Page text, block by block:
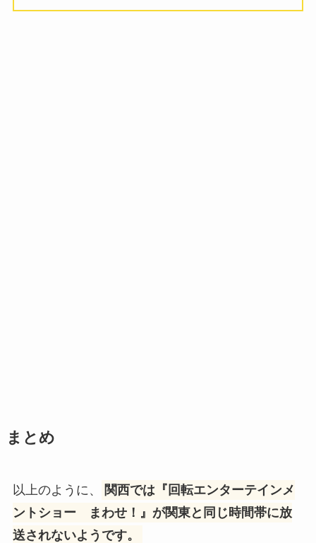
まとめ
以上のように、
関西では『回転エンターテインメ
ントショー まわせ！』が関東と同じ時間帯に放
送されないようです。